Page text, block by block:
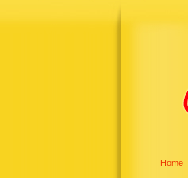
Home